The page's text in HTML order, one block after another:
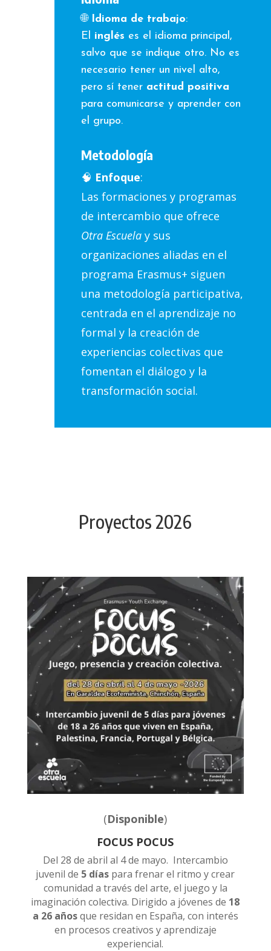
🌐 Idioma de trabajo:
El inglés es el idioma principal,
salvo que se indique otro. No es
necesario tener un nivel alto,
pero sí tener actitud positiva
para comunicarse y aprender con
el grupo.
Metodología
🧠 Enfoque:
Las formaciones y programas
de intercambio que ofrece
Otra Escuela y sus
organizaciones aliadas en el
programa Erasmus+ siguen
una metodología participativa,
centrada en el aprendizaje no
formal y la creación de
experiencias colectivas que
fomentan el diálogo y la
transformación social.
Proyectos 2026
(Disponible)
FOCUS POCUS
Del 28 de abril al 4 de mayo. Intercambio
juvenil de 5 días para frenar el ritmo y crear
comunidad a través del arte, el juego y la
imaginación colectiva. Dirigido a jóvenes de 18
a 26 añosque residan en España, con interés
en procesos creativos y aprendizaje
experiencial.